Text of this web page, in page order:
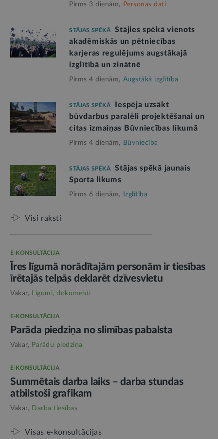
Pirms 3 dienām, Personas dati
STĀJAS SPĒKĀ
Stājies spēkā vienots
akadēmiskās un pētniecības
karjeras regulējums augstākajā
izglītībā un zinātnē
Pirms 4 dienām, Augstākā izglītība
STĀJAS SPĒKĀ
Iespēja uzsākt
būvdarbus paralēli projektēšanai un
citas izmaiņas Būvniecības likumā
Pirms 4 dienām, Būvniecība
STĀJAS SPĒKĀ
Stājas spēkā jaunais
Sporta likums
Pirms 6 dienām, Izglītība
Visi raksti
E-KONSULTĀCIJA
Īres līgumā norādītajām personām ir tiesības
īrētajās telpās deklarēt dzīvesvietu
Vakar, Līgumi, dokumenti
E-KONSULTĀCIJA
Parāda piedziņa no slimības pabalsta
Vakar, Parādu piedziņa
E-KONSULTĀCIJA
Summētais darba laiks – darba stundas
atbilstoši grafikam
Vakar, Darba tiesības
Visas e-konsultācijas